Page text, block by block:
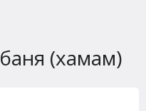
(хамам)